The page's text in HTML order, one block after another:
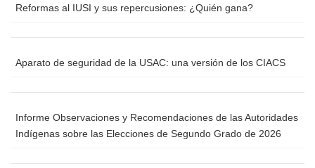
Reformas al IUSI y sus repercusiones: ¿Quién gana?
Aparato de seguridad de la USAC: una versión de los CIACS
Informe Observaciones y Recomendaciones de las Autoridades
Indígenas sobre las Elecciones de Segundo Grado de 2026